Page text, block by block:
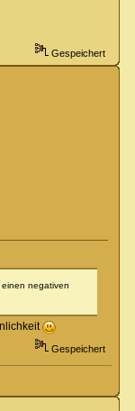
Gespeichert
negativen
Gespeichert